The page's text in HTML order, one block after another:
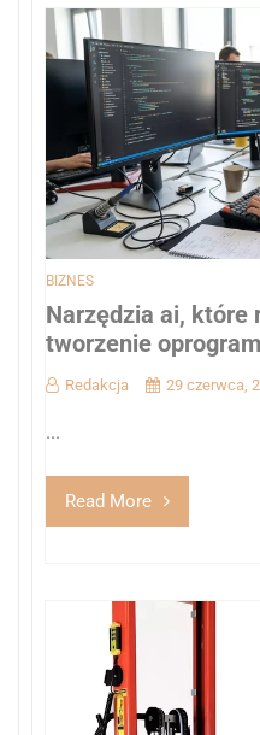
BIZNES
Narzędzia ai, które
tworzenie
Redakcja 29 czerwca,
...
Read More